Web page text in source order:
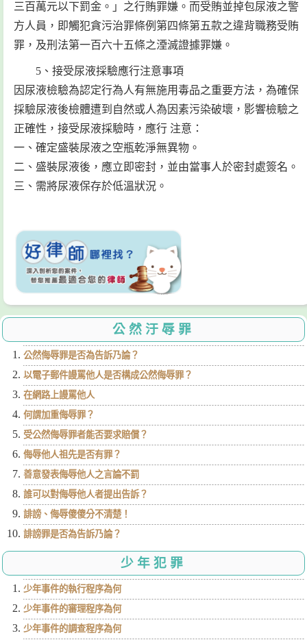
公然汙辱罪
公然侮辱罪是否為告訴乃論？
以電子郵件謾罵他人是否構成公然侮辱罪？
在網路上謾罵他人
何謂加重侮辱罪？
受公然侮辱罪者能否要求賠償？
侮辱他人祖先是否有罪？
善意發表侮辱他人之言論不罰
誰可以對侮辱他人者提出告訴？
誹謗、侮辱傻傻分不清楚！
誹謗罪是否為告訴乃論？
少年犯罪
少年事件的執行程序為何
少年事件的審理程序為何
少年事件的調查程序為何
三百萬元以下罰金。」之行賄罪嫌。而受賄並掉包尿液之警
方人員，即觸犯貪污治罪條例第四條第五款之違背職務受賄
罪，及刑法第一百六十五條之湮滅證據罪嫌。
5、接受尿液採驗應行注意事項
因尿液檢驗為認定行為人有無施用毒品之重要方法，為確保
採驗尿液後檢體遭到自然或人為因素污染破壞，影響檢驗之
正確性，接受尿液採驗時，應行 注意：
一、確定盛裝尿液之空瓶乾淨無異物。
二、盛裝尿液後，應立即密封，並由當事人於密封處簽名。
三、需將尿液保存於低溫狀況。